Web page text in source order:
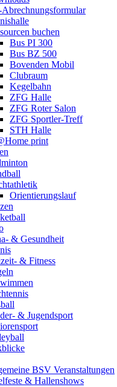
buchen
Bus PI 300
Bus BZ 500
Bovenden Mobil
Clubraum
Kegelbahn
ZFG Halle
ZFG Roter Salon
ZFG Sportler-Treff
STH Halle
print
Orientierungslauf
& Gesundheit
& Fitness
& Jugendsport
BSV Veranstaltungen
& Hallenshows